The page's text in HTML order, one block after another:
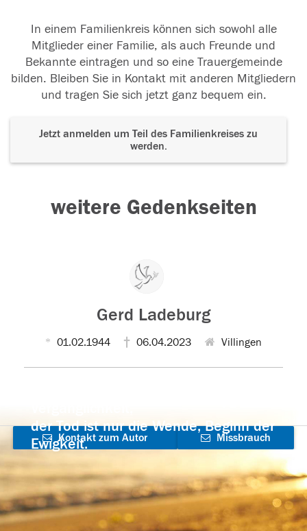
In einem Familienkreis können sich sowohl alle
Mitglieder einer Familie, als auch Freunde und
Bekannte eintragen und so eine Trauergemeinde
bilden. Bleiben Sie in Kontakt mit anderen Mitgliedern
und tragen Sie sich jetzt ganz bequem ein.
Jetzt anmelden um Teil des Familienkreises zu
werden.
weitere Gedenkseiten
Gerd Ladeburg
01.02.1944 06.04.2023 Villingen
der Tod ist nur die Wende, Beginn der
Ewigkeit.
Kontakt zum Autor
aufnehmen
Missbrauch